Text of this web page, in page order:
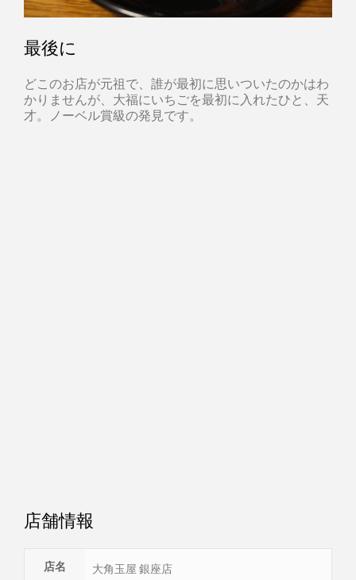
最後に
どこのお店が元祖で、誰が最初に思いついたのかはわ
かりませんが、大福にいちごを最初に入れたひと、天
才。ノーベル賞級の発見です。
店舗情報
店名 大角玉屋 銀座店